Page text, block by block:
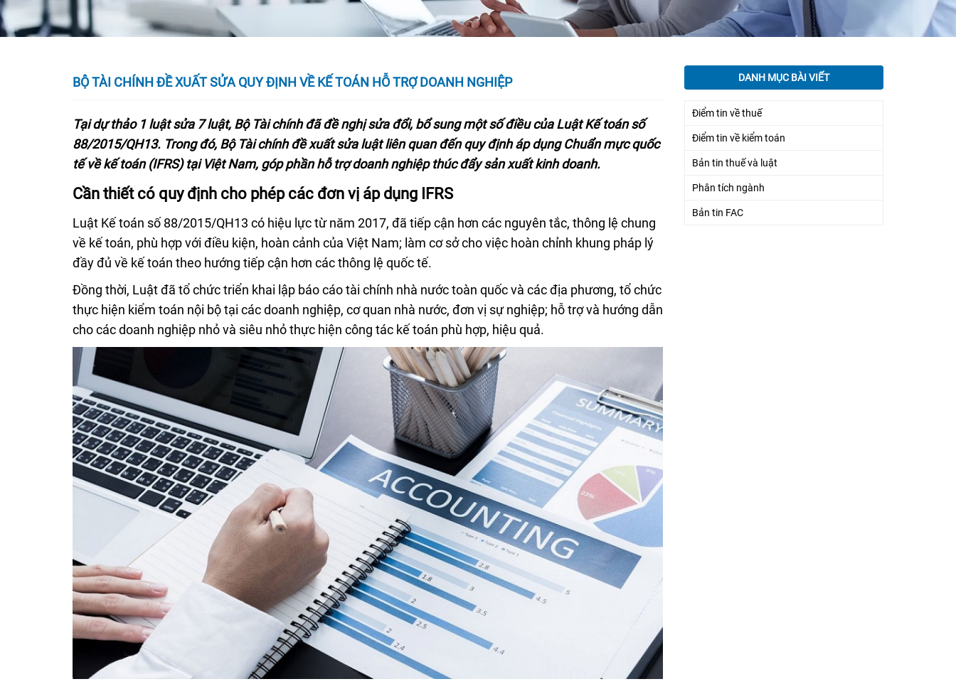
BỘ TÀI CHÍNH ĐỀ XUẤT SỬA QUY ĐỊNH VỀ KẾ TOÁN HỖ TRỢ DOANH NGHIỆP
Tại dự thảo 1 luật sửa 7 luật, Bộ Tài chính đã đề nghị sửa đổi, bổ sung một số điều của Luật Kế toán số
88/2015/QH13. Trong đó, Bộ Tài chính đề xuất sửa luật liên quan đến quy định áp dụng Chuẩn mực quốc
tế về kế toán (IFRS) tại Việt Nam, góp phần hỗ trợ doanh nghiệp thúc đẩy sản xuất kinh doanh.
Cần thiết có quy định cho phép các đơn vị áp dụng IFRS
Luật Kế toán số 88/2015/QH13 có hiệu lực từ năm 2017, đã tiếp cận hơn các nguyên tắc, thông lệ chung
về kế toán, phù hợp với điều kiện, hoàn cảnh của Việt Nam; làm cơ sở cho việc hoàn chỉnh khung pháp lý
đầy đủ về kế toán theo hướng tiếp cận hơn các thông lệ quốc tế.
Đồng thời, Luật đã tổ chức triển khai lập báo cáo tài chính nhà nước toàn quốc và các địa phương, tổ chức
thực hiện kiểm toán nội bộ tại các doanh nghiệp, cơ quan nhà nước, đơn vị sự nghiệp; hỗ trợ và hướng dẫn
cho các doanh nghiệp nhỏ và siêu nhỏ thực hiện công tác kế toán phù hợp, hiệu quả.
DANH MỤC BÀI VIẾT
Điểm tin về thuế
Điểm tin về kiểm toán
Bản tin thuế và luật
Phân tích ngành
Bản tin FAC